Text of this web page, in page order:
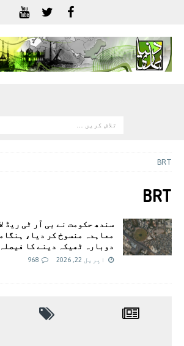
BRT
BRT
سندھ حکومت نے بی آر ٹی ریڈ
معاہدہ منسوخ کر دیا،
دوبارہ ٹھیکہ دینے کا
اپریل 22, 2026 968